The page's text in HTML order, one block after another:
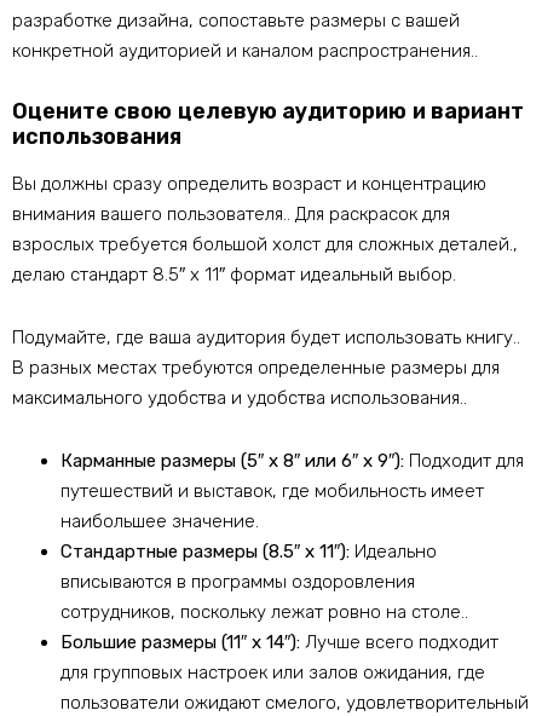
разработке дизайна, сопоставьте размеры с вашей
конкретной аудиторией и каналом распространения..
Оцените свою целевую аудиторию и вариант
использования
Вы должны сразу определить возраст и концентрацию
внимания вашего пользователя.. Для раскрасок для
взрослых требуется большой холст для сложных деталей.,
делаю стандарт 8.5″ х 11″ формат идеальный выбор.
Подумайте, где ваша аудитория будет использовать книгу..
В разных местах требуются определенные размеры для
максимального удобства и удобства использования..
Карманные размеры (5″ х 8″ или 6″ х 9″): Подходит для
путешествий и выставок, где мобильность имеет
наибольшее значение.
Стандартные размеры (8.5″ х 11″): Идеально
вписываются в программы оздоровления
сотрудников, поскольку лежат ровно на столе..
Большие размеры (11″ х 14″): Лучше всего подходит
для групповых настроек или залов ожидания, где
пользователи ожидают смелого, удовлетворительный